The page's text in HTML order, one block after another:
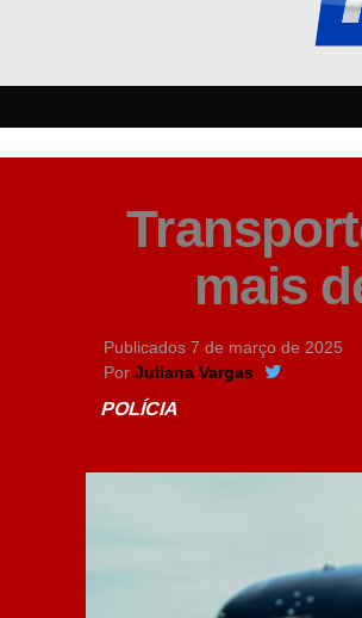
mais
Publicados 7 de março de 2025
Por Juliana Vargas
POLÍCIA